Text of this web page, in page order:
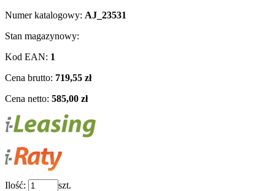
Numer katalogowy: AJ_23531
Stan magazynowy:
Kod EAN: 1
Cena brutto: 719,55 zł
Cena netto: 585,00 zł
Ilość:
szt.